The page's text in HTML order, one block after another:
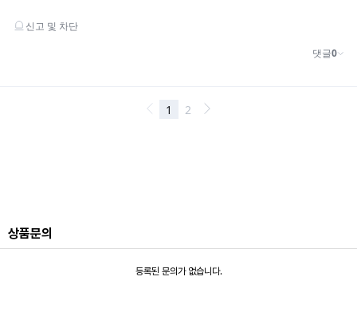
상품문의
등록된 문의가 없습니다.